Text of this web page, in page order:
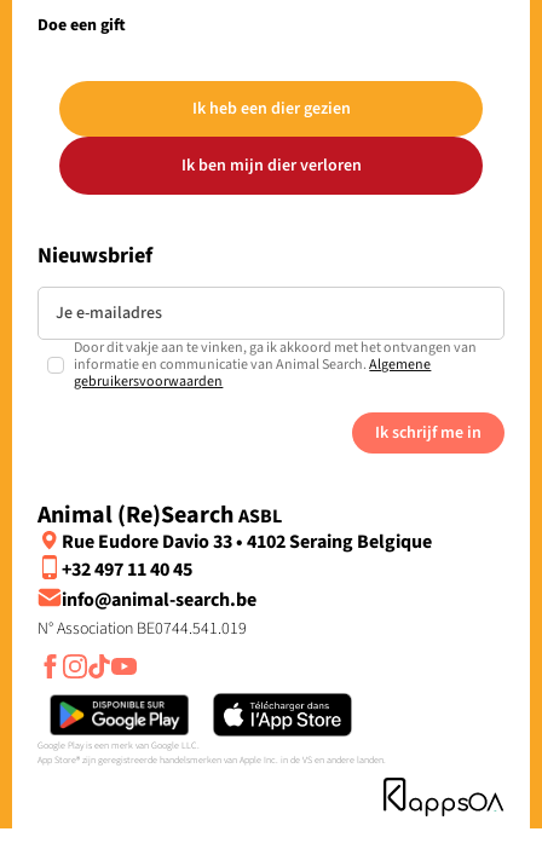
Animal (Re)SearchASBL
Rue Eudore Davio 33 • 4102 Seraing Belgique
+32 497 11 40 45
info@animal-search.be
N° Association BE0744.541.019
Google Play is een merk van Google LLC.
App Store® zijn geregistreerde handelsmerken van Apple Inc. in de VS en andere landen.
Doe een gift
Ik heb een dier gezien
Ik ben mijn dier verloren
Nieuwsbrief
Door dit vakje aan te vinken, ga ik akkoord met het ontvangen van
informatie en communicatie van Animal Search.Algemene
gebruikersvoorwaarden
Ik schrijf me in